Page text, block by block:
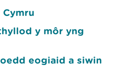
y môr yng
eogiaid a siwin